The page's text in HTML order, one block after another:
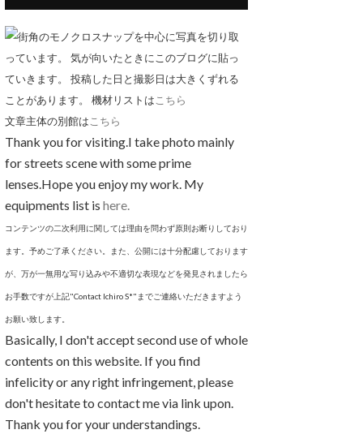
街角のモノクロスナップを中心に写真を切り取
っています。 気が向いたときにこのブログに貼っ
ていきます。 投稿した日と撮影日は大きくずれる
ことがあります。 機材リストは こちら
文章主体の別館は こちら
Thank you for visiting.I take photo mainly
for streets scene with some prime
lenses.Hope you enjoy my work. My
equipments list is here.
コンテンツの二次利用に関しては理由を問わず原則お断りしており
ます。予めご了承ください。また、公開には十分配慮しております
が、万が一無用な写り込みや不適切な表現などを発見されましたら
お手数ですが上記"Contact Ichiro S*"までご連絡いただきますよう
お願い致します。
Basically, I don't accept second use of whole
contents on this website. If you find
infelicity or any right infringement, please
don't hesitate to contact me via link upon.
Thank you for your understandings.